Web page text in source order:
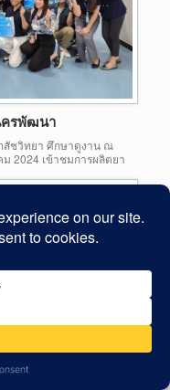
ครพัฒนา
สัชวิทยา ศึกษาดูงาน ณ
2024 เข้าชมการผลิตยา